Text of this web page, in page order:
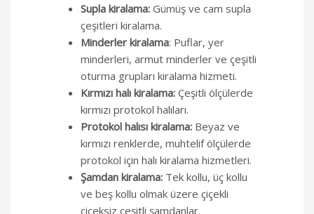
Supla kiralama: Gümüş ve cam supla
çeşitleri kiralama.
Minderler kiralama: Puflar, yer
minderleri, armut minderler ve çeşitli
oturma grupları kiralama hizmeti.
Kırmızı halı kiralama: Çeşitli ölçülerde
kırmızı protokol halıları.
Protokol halısı kiralama: Beyaz ve
kırmızı renklerde, muhtelif ölçülerde
protokol için halı kiralama hizmetleri.
Şamdan kiralama: Tek kollu, üç kollu
ve beş kollu olmak üzere çiçekli
çiçeksiz çeşitli şamdanlar.